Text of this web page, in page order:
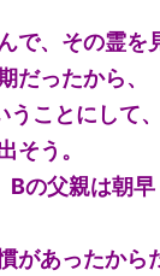
で、その霊を
だったから、
うことにして
そう。
Bの父親は朝
があったから